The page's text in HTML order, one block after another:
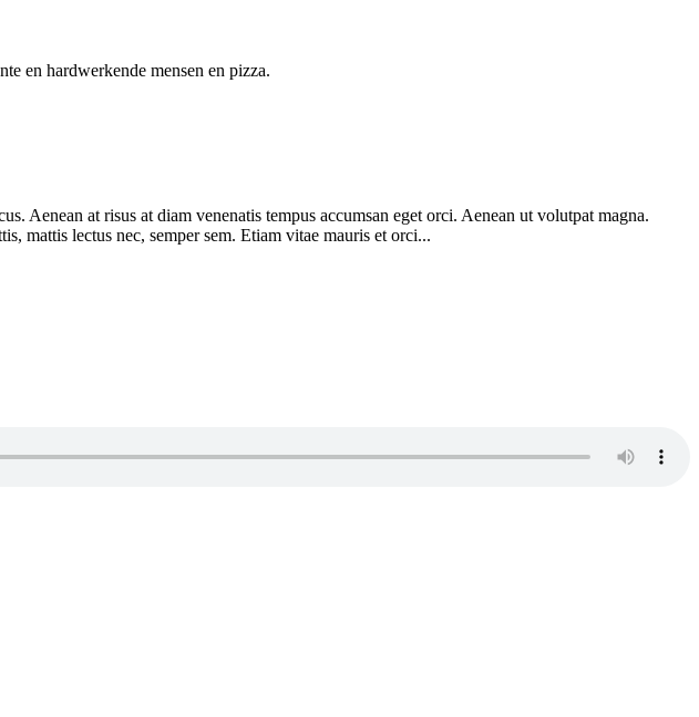
en hardwerkende mensen en pizza.
Aenean at risus at diam venenatis tempus accumsan eget orci. Aenean ut volutpat magna.
mattis lectus nec, semper sem. Etiam vitae mauris et orci...